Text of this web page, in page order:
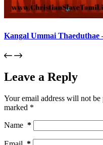
Kangal Ummai
Leave a Reply
Your email address will not be
marked *
Name *